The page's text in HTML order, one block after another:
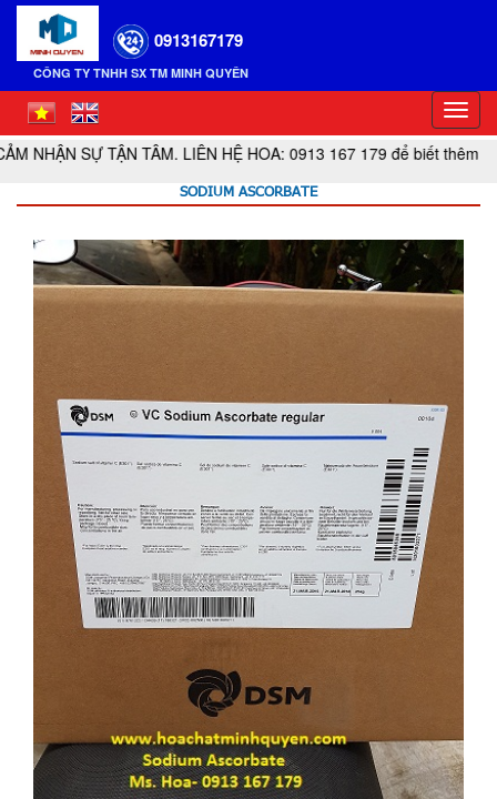
CÔNG TY TNHH SX TM MINH QUYÊN
0913167179
SỰ TẬN TÂM. LIÊN HỆ HOA: 0913 167 179 để biết thêm thông tin
SODIUM ASCORBATE